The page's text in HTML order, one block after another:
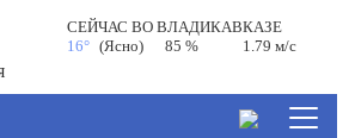
СЕЙЧАС ВОВЛАДИКАВКАЗЕ
16° (Ясно) 85 % 1.79 м/с